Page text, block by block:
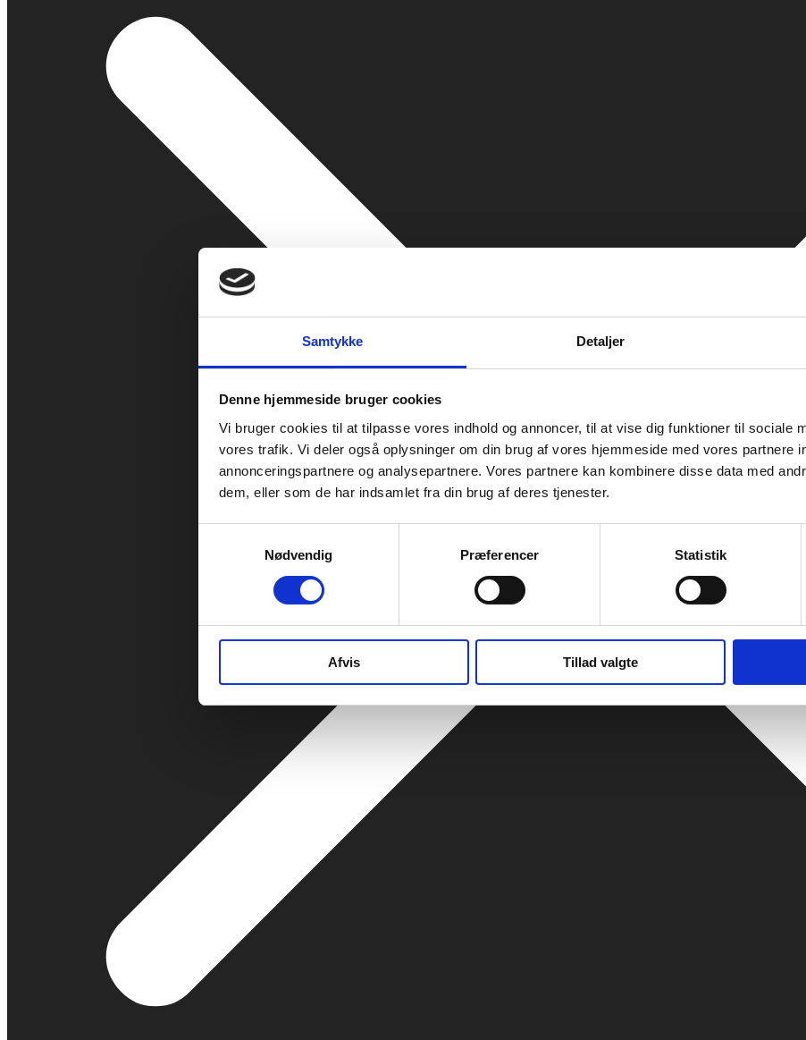
Samtykke Detaljer
Denne hjemmeside bruger cookies
Vi bruger cookies til at tilpasse vores indhold og annoncer, til at vise dig funktioner til sociale
vores trafik. Vi deler også oplysninger om din brug af vores hjemmeside med vores partnere
annonceringspartnere og analysepartnere. Vores partnere kan kombinere disse data med
dem, eller som de har indsamlet fra din brug af deres tjenester.
Nødvendig
Præferencer Statistik
Afvis Tillad valgte